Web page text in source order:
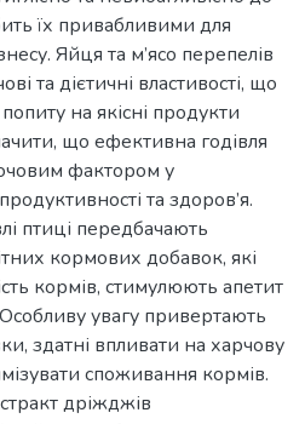
їх привабливими для
Яйця та м’ясо перепелів
та дієтичні властивості, що
на якісні продукти
що ефективна годівля
фактором у
та здоров’я.
птиці передбачають
кормових добавок, які
кормів, стимулюють апетит
увагу привертають
здатні впливати на харчову
споживання кормів.
дріжджів